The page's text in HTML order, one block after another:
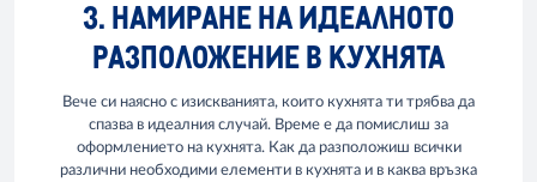
3. НАМИРАНЕ НА ИДЕАЛНОТО
РАЗПОЛОЖЕНИЕ В КУХНЯТА
Вече си наясно с изискванията, които кухнята ти трябва да
спазва в идеалния случай. Време е да помислиш за
оформлението на кухнята. Как да разположиш всички
различни необходими елементи в кухнята и в каква връзка